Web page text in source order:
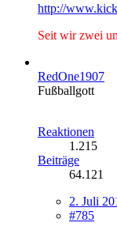
http://
Seit wir zwei
RedOne1907
Fußballgott
Reaktionen
1.215
Beiträge
64.121
2. Juli
#785